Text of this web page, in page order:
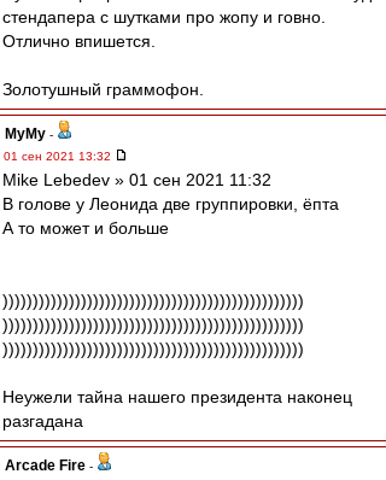
стендапера с шутками про жопу и говно.
Отлично впишется.
Золотушный граммофон.
МуМу -
01 сен 2021 13:32
Mike Lebedev » 01 сен 2021 11:32
В голове у Леонида две группировки, ёпта
А то может и больше
))))))))))))))))))))))))))))))))))))))))))))))))))
))))))))))))))))))))))))))))))))))))))))))))))))))
))))))))))))))))))))))))))))))))))))))))))))))))))
Неужели тайна нашего президента наконец
разгадана
Arcade Fire -